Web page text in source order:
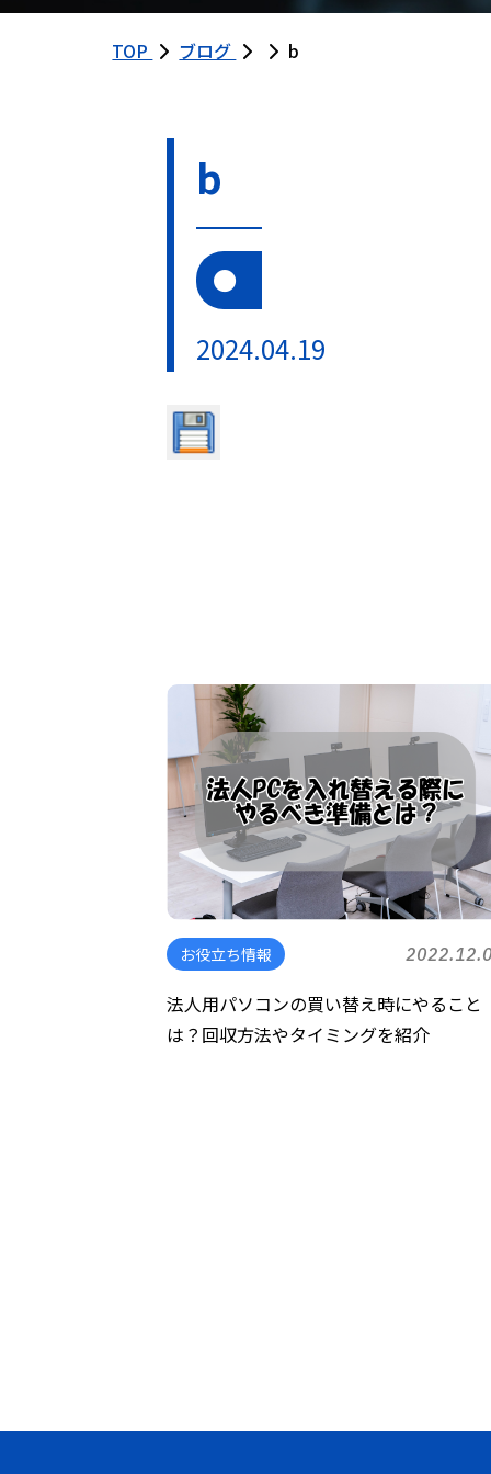
TOP ブログ b
b
2024.04.19
お役立ち情報
法人用パソコンの買い替え時にやること
は？回収方法やタイミングを紹介